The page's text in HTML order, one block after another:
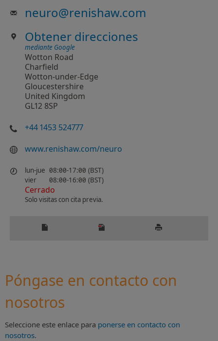
neuro@renishaw.com
Obtener direcciones
mediante Google
Wotton Road
Charfield
Wotton-under-Edge
Gloucestershire
United Kingdom
GL12 8SP
+44 1453 524777
www.renishaw.com/neuro
lun-jue 08:00-17:00 (BST)
vier
08:00-16:00 (BST)
Cerrado
Solo visitas con cita previa.
Póngase en contacto con
nosotros
Seleccione este enlace para ponerse en contacto con
nosotros.